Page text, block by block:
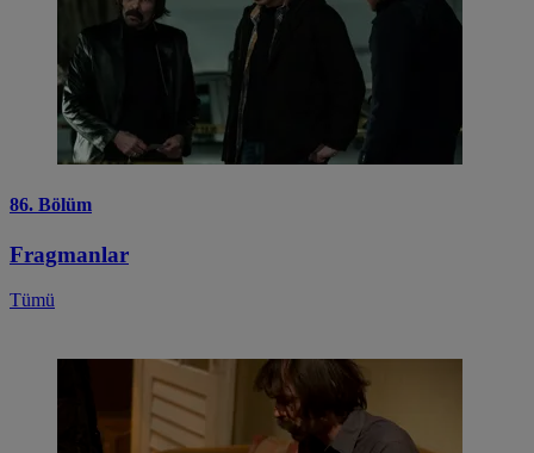
86. Bölüm
Fragmanlar
Tümü